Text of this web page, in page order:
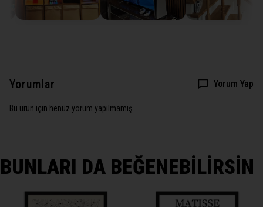
Yorumlar Yorum Yap
Bu ürün için henüz yorum yapılmamış.
BUNLARI DA BEĞENEBİLİRSİN